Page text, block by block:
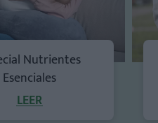
Nutrientes
Esenciales
LEER